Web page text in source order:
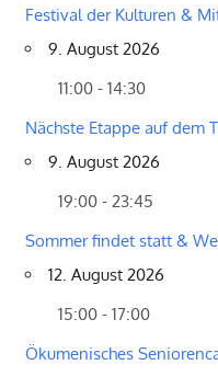
Festival der Kulturen &
9. August 2026
11:00 - 14:30
Nächste Etappe auf dem
9. August 2026
19:00 - 23:45
Sommer findet statt &
12. August 2026
15:00 - 17:00
Ökumenisches